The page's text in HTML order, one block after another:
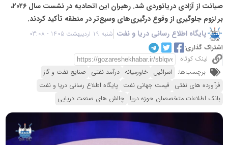
صیانت از آزادی دریانوردی شد. رهبران این اتحادیه در نشست سال ۲۰۲۶،
بر لزوم جلوگیری از وقوع درگیری‌های وسیع‌تر در منطقه تأکید کردند.
پایگاه اطلاع رسانی دریا و نفت شنبه 19 اردیبهشت 1405 - 03:08
اشتراک گذاری:
لینک کوتاه
برچسب‌ها: اسرائیل خاورمیانه درآمد نفتی صنایع نفت و گاز
فرآورده های نفتی قیمت جهانی نفت پایگاه اطلاع رسانی دریا و نفت
بانک اطلاعات متخصصان حوزه دریا چالش های صنعت دریایی